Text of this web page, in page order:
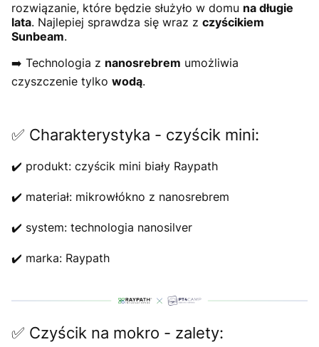
rozwiązanie, które będzie służyło w domu na długie
lata. Najlepiej sprawdza się wraz z czyścikiem
Sunbeam.
➡️ Technologia z nanosrebrem umożliwia
czyszczenie tylko wodą.
✅ Charakterystyka - czyścik mini:
✔️ produkt: czyścik mini biały Raypath
✔️ materiał: mikrowłókno z nanosrebrem
✔️ system: technologia nanosilver
✔️ marka: Raypath
✅ Czyścik na mokro - zalety: